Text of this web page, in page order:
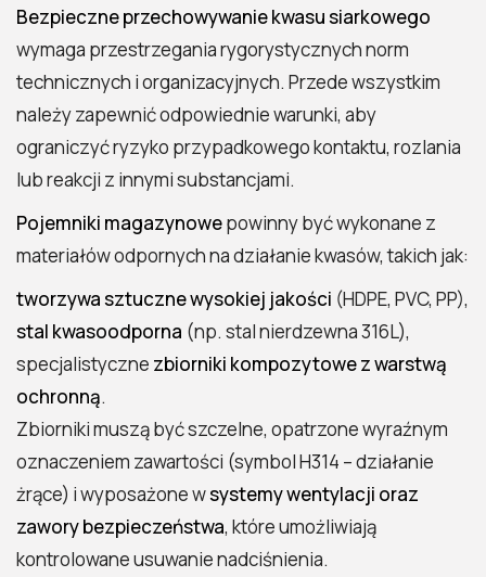
2026 Polecosystem - Wszelkie prawa
zastrzeżone. Treści zawarte na stronie
Bezpieczne przechowywanie kwasu siarkowego
wymaga przestrzegania rygorystycznych norm
technicznych i organizacyjnych. Przede wszystkim
należy zapewnić odpowiednie warunki, aby
ograniczyć ryzyko przypadkowego kontaktu, rozlania
lub reakcji z innymi substancjami.
Pojemniki magazynowepowinny być wykonane z
materiałów odpornych na działanie kwasów, takich jak:
tworzywa sztuczne wysokiej jakości (HDPE, PVC, PP),
stal kwasoodporna (np. stal nierdzewna 316L),
specjalistyczne zbiorniki kompozytowe z warstwą
ochronną.
Zbiorniki muszą być szczelne, opatrzone wyraźnym
oznaczeniem zawartości (symbol H314 – działanie
żrące) i wyposażone wsystemy wentylacji oraz
zawory bezpieczeństwa, które umożliwiają
kontrolowane usuwanie nadciśnienia.